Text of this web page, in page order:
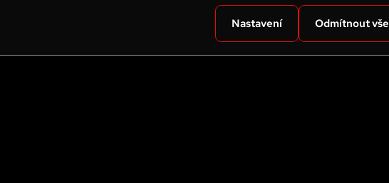
Nastavení Odmítnout vše